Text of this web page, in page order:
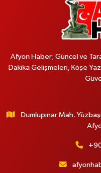
Afyon Haber; Güncel ve
Dakika Gelişmeleri, Köşe
Dumlupınar Mah.